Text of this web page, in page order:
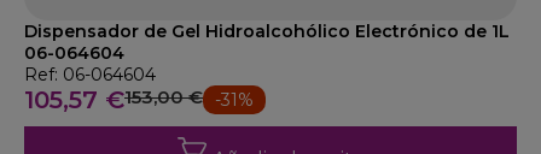
Dispensador de Gel Hidroalcohólico Electrónico de 1L
06-064604
Ref: 06-064604
105,57 €153,00 € -31%